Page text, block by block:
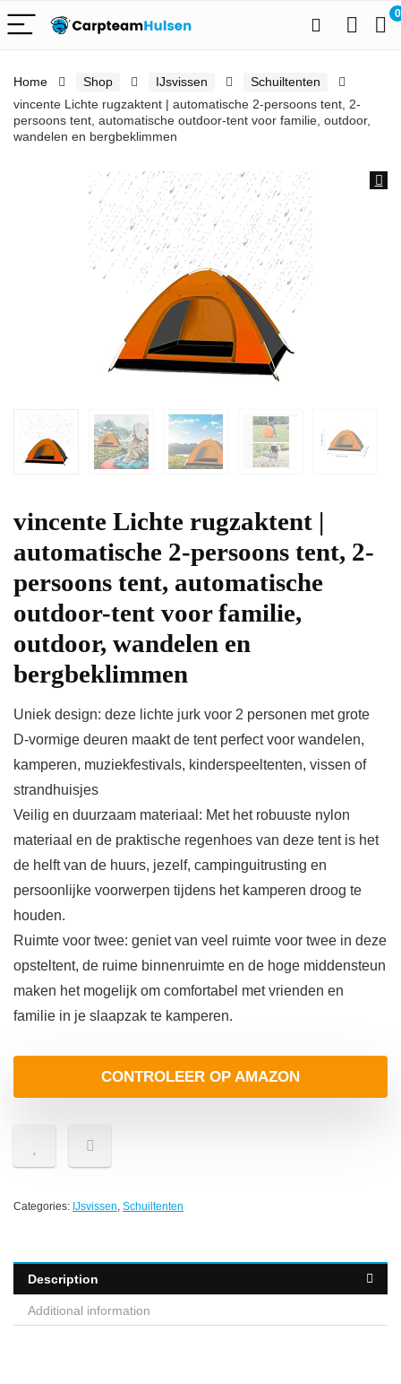
0
Home Shop IJsvissen
Schuiltenten
vincente Lichte rugzaktent | automatische 2-persoons tent, 2-
persoons tent, automatische outdoor-tent voor familie, outdoor,
wandelen en bergbeklimmen
vincente Lichte rugzaktent |
automatische 2-persoons tent, 2-
persoons tent, automatische
outdoor-tent voor familie,
outdoor, wandelen en
bergbeklimmen
Uniek design: deze lichte jurk voor 2 personen met grote
D-vormige deuren maakt de tent perfect voor wandelen,
kamperen, muziekfestivals, kinderspeeltenten, vissen of
strandhuisjes
Veilig en duurzaam materiaal: Met het robuuste nylon
materiaal en de praktische regenhoes van deze tent is het
de helft van de huurs, jezelf, campinguitrusting en
persoonlijke voorwerpen tijdens het kamperen droog te
houden.
Ruimte voor twee: geniet van veel ruimte voor twee in deze
opsteltent, de ruime binnenruimte en de hoge middensteun
maken het mogelijk om comfortabel met vrienden en
familie in je slaapzak te kamperen.
CONTROLEER OP AMAZON
Categories: IJsvissen, Schuiltenten
Description
Additional information